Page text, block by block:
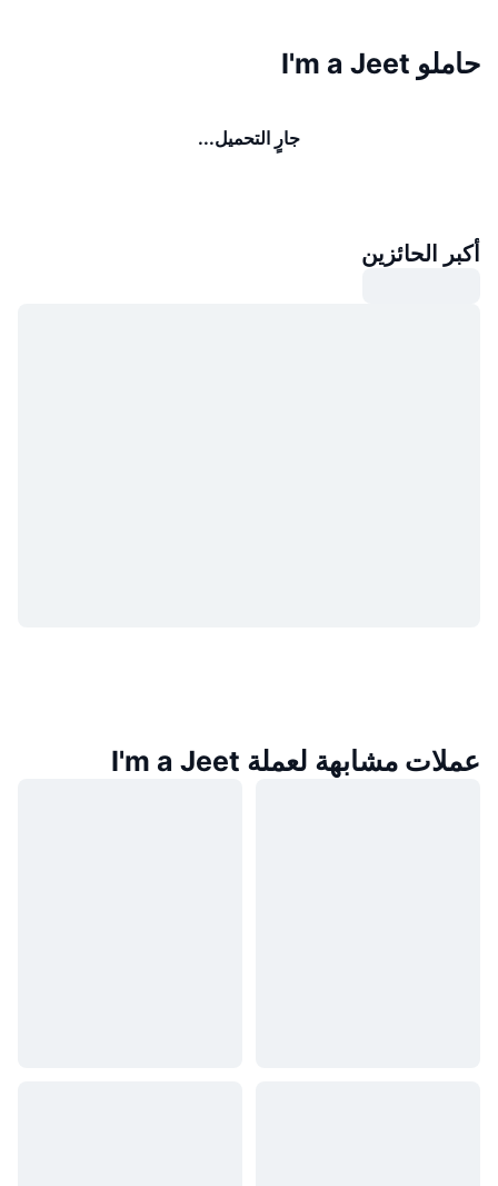
حاملو I'm a Jeet
جارٍ التحميل...
أكبر الحائزين
عملات مشابهة لعملة I'm a Jeet